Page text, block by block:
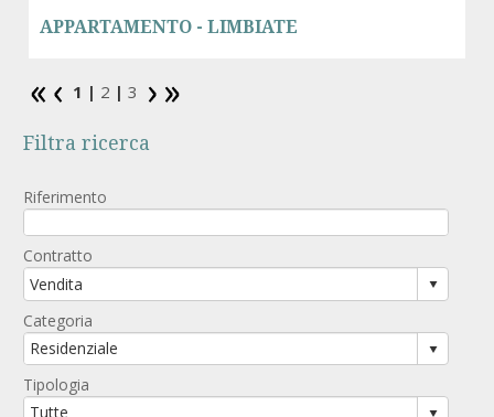
APPARTAMENTO - LIMBIATE
1 | 2 | 3
Filtra ricerca
Riferimento
Contratto
Categoria
Tipologia